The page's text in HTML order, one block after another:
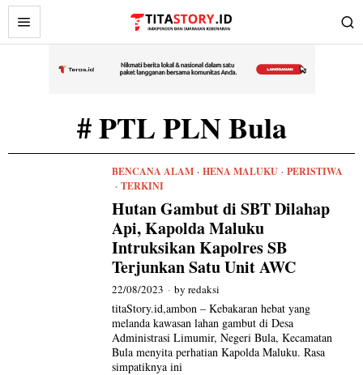
# PTL PLN Bula
BENCANA ALAM · HENA MALUKU · PERISTIWA
· TERKINI
Hutan Gambut di SBT Dilahap
Api, Kapolda Maluku
Intruksikan Kapolres SB
Terjunkan Satu Unit AWC
22/08/2023 byredaksi
titaStory.id,ambon – Kebakaran hebat yang
melanda kawasan lahan gambut di Desa
Administrasi Limumir, Negeri Bula, Kecamatan
Bula menyita perhatian Kapolda Maluku. Rasa
simpatiknya ini